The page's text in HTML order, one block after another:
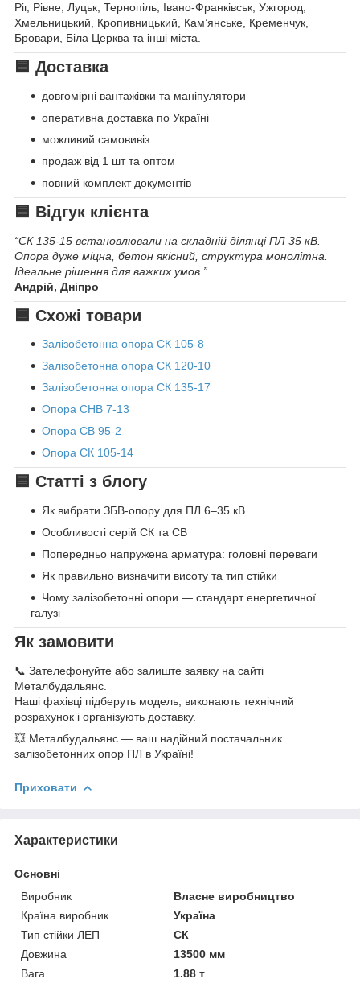
Ріг, Рівне, Луцьк, Тернопіль, Івано-Франківськ, Ужгород,
Хмельницький, Кропивницький, Кам’янське, Кременчук,
Бровари, Біла Церква та інші міста.
🟦 Доставка
довгомірні вантажівки та маніпулятори
оперативна доставка по Україні
можливий самовивіз
продаж від 1 шт та оптом
повний комплект документів
🟦 Відгук клієнта
“СК 135-15 встановлювали на складній ділянці ПЛ 35 кВ.
Опора дуже міцна, бетон якісний, структура монолітна.
Ідеальне рішення для важких умов.”
Андрій, Дніпро
🟦 Схожі товари
Залізобетонна опора СК 105-8
Залізобетонна опора СК 120-10
Залізобетонна опора СК 135-17
Опора СНВ 7-13
Опора СВ 95-2
Опора СК 105-14
🟦 Статті з блогу
Як вибрати ЗБВ-опору для ПЛ 6–35 кВ
Особливості серій СК та СВ
Попередньо напружена арматура: головні переваги
Як правильно визначити висоту та тип стійки
Чому залізобетонні опори — стандарт енергетичної
галузі
Як замовити
📞 Зателефонуйте або залиште заявку на сайті
Металбудальянс.
Наші фахівці підберуть модель, виконають технічний
розрахунок і організують доставку.
💥 Металбудальянс — ваш надійний постачальник
залізобетонних опор ПЛ в Україні!
Приховати
Характеристики
Основні
Виробник
Власне виробництво
Країна виробник
Україна
Тип стійки ЛЕП
СК
Довжина
13500 мм
Вага
1.88 т